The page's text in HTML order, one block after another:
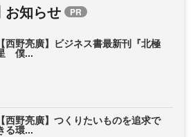
お知らせ
【西野亮廣】ビジネス書最新刊『北極
僕...
【西野亮廣】つくりたいものを追求で
る環...